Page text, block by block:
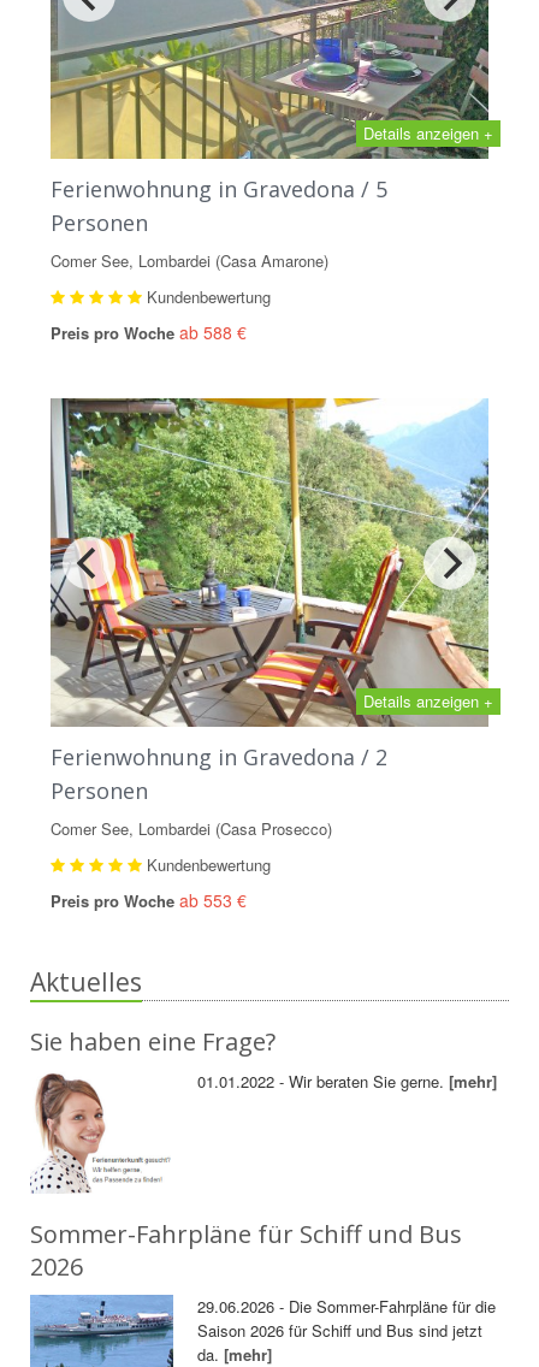
Details anzeigen +
Ferienwohnung in Gravedona / 5
Personen
Comer See, Lombardei (Casa Amarone)
Kundenbewertung
Preis pro Woche ab 588 €
Details anzeigen +
Ferienwohnung in Gravedona / 2
Personen
Comer See, Lombardei (Casa Prosecco)
Kundenbewertung
Preis pro Woche ab 553 €
Aktuelles
Sie haben eine Frage?
01.01.2022 - Wir beraten Sie gerne.[mehr]
Sommer-Fahrpläne für Schiff und Bus
2026
29.06.2026 - Die Sommer-Fahrpläne für die
Saison 2026 für Schiff und Bus sind jetzt
da.[mehr]